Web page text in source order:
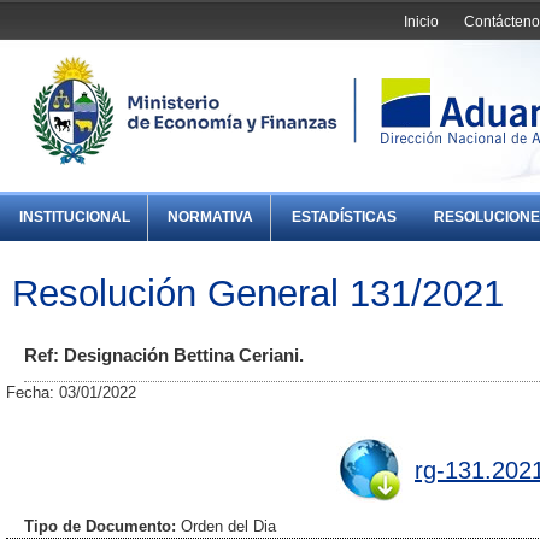
Inicio
INSTITUCIONAL NORMATIVA ESTADÍSTICAS
Resolución General 131/2021
Ref: Designación Bettina Ceriani.
Fecha: 03/01/2022
rg-
Tipo de Documento: Orden del Dia